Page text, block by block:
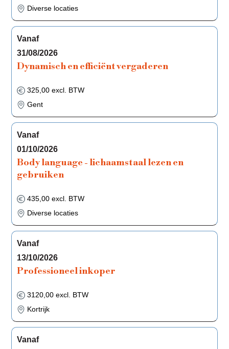
Diverse locaties
Vanaf
31/08/2026
Dynamisch en efficiënt vergaderen
325,00 excl. BTW
Gent
Vanaf
01/10/2026
Body language - lichaamstaal lezen en
gebruiken
435,00 excl. BTW
Diverse locaties
Vanaf
13/10/2026
Professioneel inkoper
3120,00 excl. BTW
Kortrijk
Vanaf